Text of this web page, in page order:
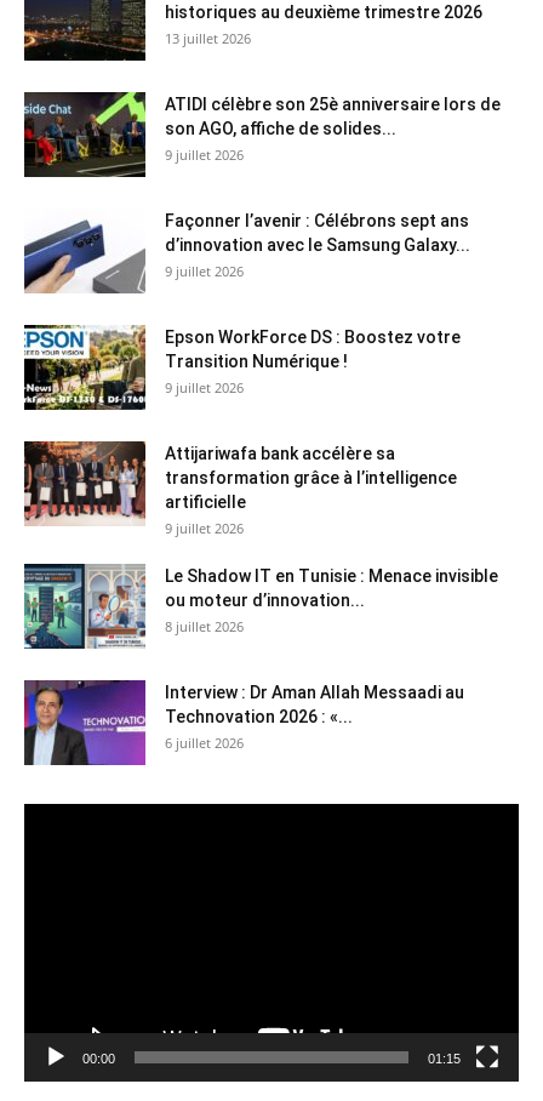
historiques au deuxième trimestre 2026
13 juillet 2026
ATIDI célèbre son 25è anniversaire lors de
son AGO, affiche de solides...
9 juillet 2026
Façonner l’avenir : Célébrons sept ans
d’innovation avec le Samsung Galaxy...
9 juillet 2026
Epson WorkForce DS : Boostez votre
Transition Numérique !
9 juillet 2026
Attijariwafa bank accélère sa
transformation grâce à l’intelligence
artificielle
9 juillet 2026
Le Shadow IT en Tunisie : Menace invisible
ou moteur d’innovation...
8 juillet 2026
Interview : Dr Aman Allah Messaadi au
Technovation 2026 : «...
6 juillet 2026
00:00 01:15